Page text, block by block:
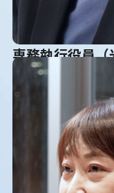
専務執行役員